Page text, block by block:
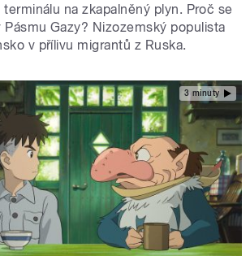
na zkapalněný plyn. Proč se
Pásmu Gazy? Nizozemský populista
v přílivu migrantů z Ruska.
3 minuty